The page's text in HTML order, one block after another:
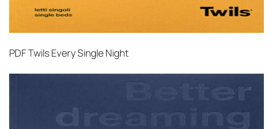
PDFTwils Every Single Night